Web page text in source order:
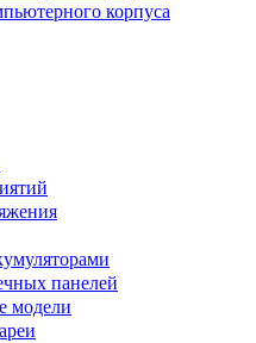
корпуса
панелей
модели